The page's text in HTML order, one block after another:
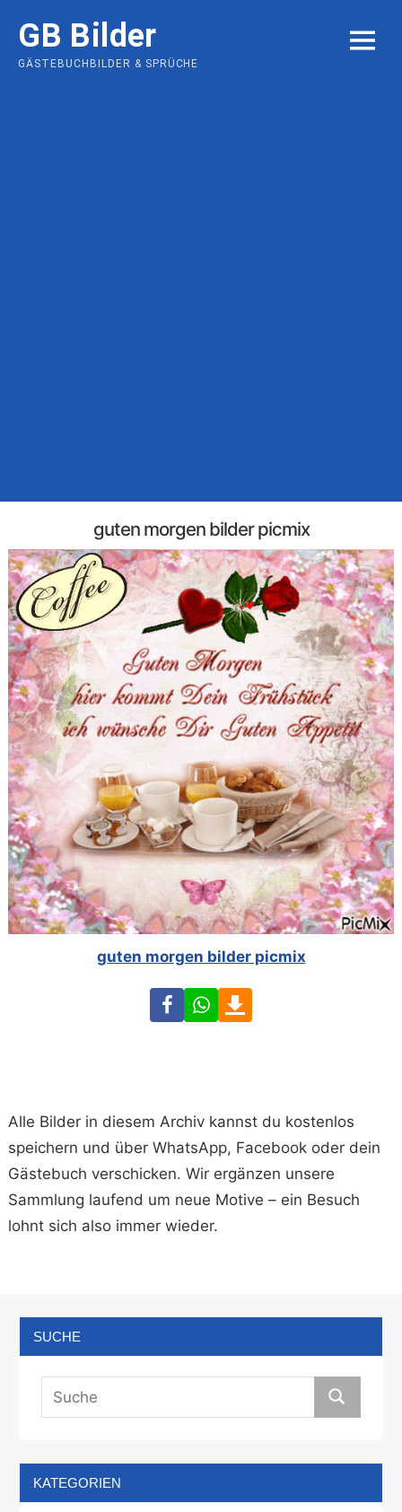
content
GB Bilder
GÄSTEBUCHBILDER & SPRÜCHE
MENU
guten morgen bilder picmix
guten morgen bilder picmix
FacebookWhatsApp
Alle Bilder in diesem Archiv kannst du kostenlos
speichern und über WhatsApp, Facebook oder dein
Gästebuch verschicken. Wir ergänzen unsere
Sammlung laufend um neue Motive – ein Besuch
lohnt sich also immer wieder.
SUCHE
KATEGORIEN